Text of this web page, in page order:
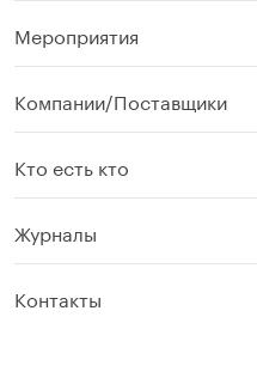
Мероприятия
Компании/Поставщики
Кто есть кто
Журналы
Контакты